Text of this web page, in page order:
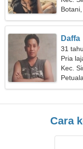
Daffa
31
Pria
Kec.
Cara